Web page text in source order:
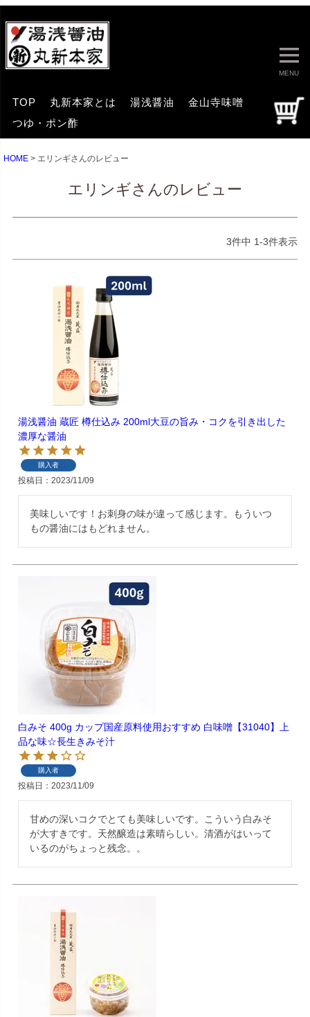
MENU
TOP 丸新本家とは 湯浅醤油
金山寺味噌
つゆ・ポン酢
HOME エリンギさんのレビュー
エリンギさんのレビュー
3件中 1-3件表示
湯浅醤油 蔵匠 樽仕込み 200ml大豆の旨み・コクを引き出した
濃厚な醤油
購入者
投稿日 2023/11/09
美味しいです！お刺身の味が違って感じます。もういつ
もの醤油にはもどれません。
白みそ 400g カップ国産原料使用おすすめ 白味噌【31040】上
品な味☆長生きみそ汁
購入者
投稿日 2023/11/09
甘めの深いコクでとても美味しいです。こういう白みそ
が大すきです。天然醸造は素晴らしい。清酒がはいって
いるのがちょっと残念。。